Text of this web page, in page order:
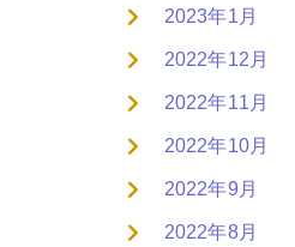
2023年1月
2022年12月
2022年11月
2022年10月
2022年9月
2022年8月